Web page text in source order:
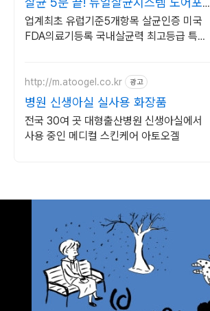
선반
업계최초 유럽기준5개항목 살균인증 미국
FDA의료기등록 국내살균력 최고등급 특허
http://m.atoogel.co.kr 광고
병원 신생아실 실사용 화장품
전국 30여 곳 대형출산병원 신생아실에서
사용 중인 메디컬 스킨케어 아토오겔